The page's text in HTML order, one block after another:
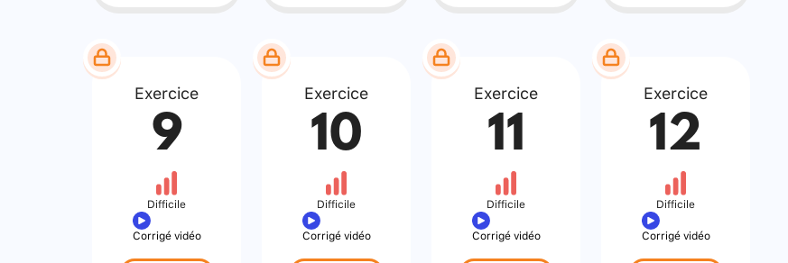
Exercice
9
Difficile
Corrigé vidéo
Exercice
10
Difficile
Corrigé vidéo
Exercice
11
Difficile
Corrigé vidéo
Exercice
12
Difficile
Corrigé vidéo